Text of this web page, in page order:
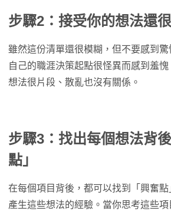
步驟2：接受你的想法還
雖然這份清單還很模糊，但不要感到
自己的職涯決策起點很怪異而感到羞
想法很片段、散亂也沒有關係。
步驟3：找出每個想法背
點」
在每個項目背後，都可以找到「興奮
產生這些想法的經驗。當你思考這些